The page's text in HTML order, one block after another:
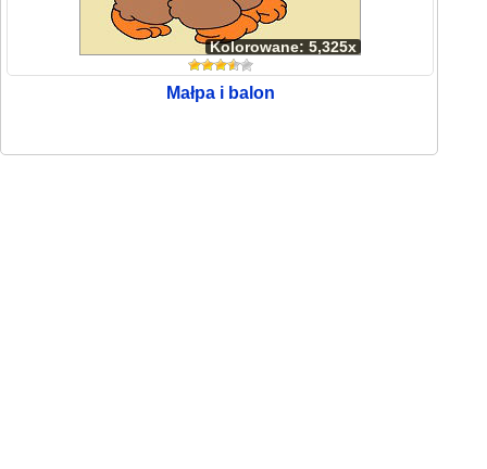
Kolorowane: 5,325x
Małpa i balon